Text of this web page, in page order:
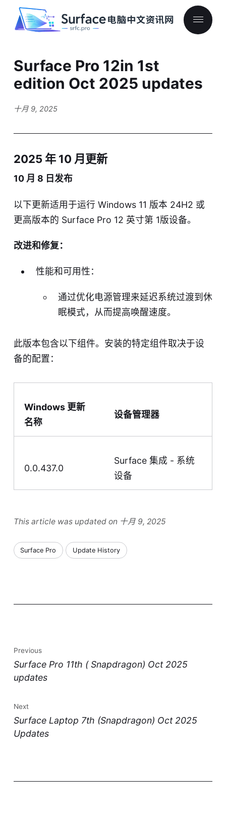
Surface Pro 12in 1st
edition Oct 2025 updates
十月 9, 2025
2025 年 10 月更新
10 月 8 日发布
以下更新适用于运行 Windows 11 版本 24H2 或
更高版本的 Surface Pro 12 英寸第 1版设备。
改进和修复：
性能和可用性：
通过优化电源管理来延迟系统过渡到休
眠模式，从而提高唤醒速度。
此版本包含以下组件。安装的特定组件取决于设
备的配置：
Windows 更新
名称
设备管理器
0.0.437.0
Surface 集成 - 系统
设备
This article was updated on 十月 9, 2025
Surface Pro Update History
Previous
Surface Pro 11th ( Snapdragon) Oct 2025
updates
Next
Surface Laptop 7th (Snapdragon) Oct 2025
Updates